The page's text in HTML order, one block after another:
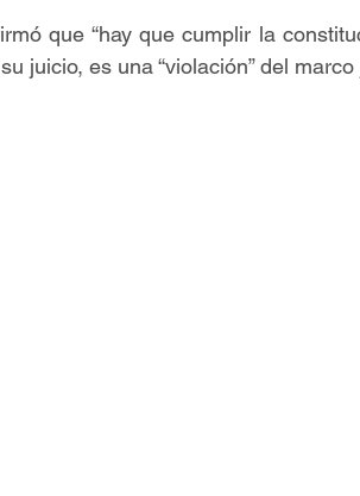
que “hay que cumplir la
juicio, es una “violación” del